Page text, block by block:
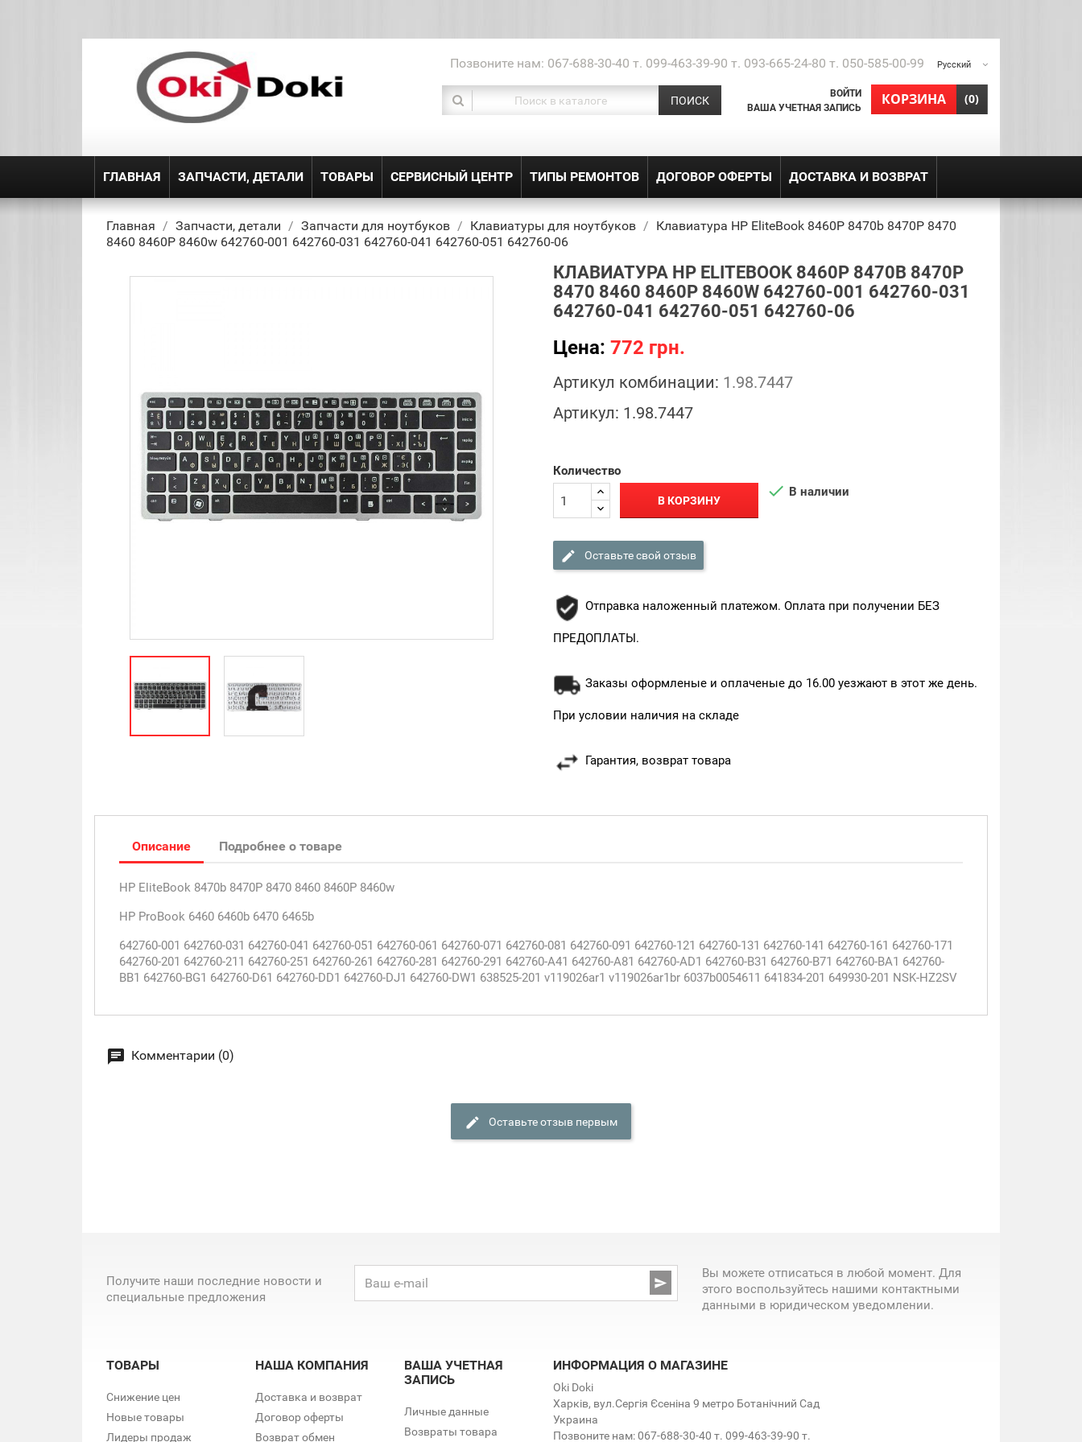
Русский
Позвоните нам: 067-688-30-40 т. 099-463-39-90 т. 093-665-24-80 т. 050-585-00-99
КОРЗИНА
shopping_cart (0)
ВОЙТИ
ВАША УЧЕТНАЯ ЗАПИСЬ
ПОИСК
ГЛАВНАЯ ЗАПЧАСТИ, ДЕТАЛИ ТОВАРЫ СЕРВИСНЫЙ ЦЕНТР ТИПЫ РЕМОНТОВ ДОГОВОР ОФЕРТЫ ДОСТАВКА И ВОЗВРАТ
Главная Запчасти, детали Запчасти для ноутбуков Клавиатуры для ноутбуков
Клавиатура HP EliteBook 8460P 8470b 8470P 8470
8460 8460P 8460w 642760-001 642760-031 642760-041 642760-051 642760-06
КЛАВИАТУРА HP ELITEBOOK 8460P 8470B 8470P
8470 8460 8460P 8460W 642760-001 642760-031
642760-041 642760-051 642760-06
Цена: 772 грн.
Артикул комбинации: 1.98.7447
Артикул: 1.98.7447
Количество
В КОРЗИНУ  В наличии
Оставьте свой отзыв
Отправка наложенный платежом. Оплата при получении БЕЗ
ПРЕДОПЛАТЫ.
Заказы оформленые и оплаченые до 16.00 уезжают в этот же день.
При условии наличия на складе
Гарантия, возврат товара
Описание Подробнее о товаре
HP EliteBook 8470b 8470P 8470 8460 8460P 8460w
HP ProBook 6460 6460b 6470 6465b
642760-001 642760-031 642760-041 642760-051 642760-061 642760-071 642760-081 642760-091 642760-121 642760-131 642760-141 642760-161 642760-171
642760-201 642760-211 642760-251 642760-261 642760-281 642760-291 642760-A41 642760-A81 642760-AD1 642760-B31 642760-B71 642760-BA1 642760-
BB1 642760-BG1 642760-D61 642760-DD1 642760-DJ1 642760-DW1 638525-201 v119026ar1 v119026ar1br 6037b0054611 641834-201 649930-201 NSK-HZ2SV
Комментарии (0)
Оставьте отзыв первым
Получите наши последние новости и
специальные предложения

Вы можете отписаться в любой момент. Для
этого воспользуйтесь нашими контактными
данными в юридическом уведомлении.
ТОВАРЫ
Снижение цен
Новые товары
Лидеры продаж
НАША КОМПАНИЯ
Доставка и возврат
Договор оферты
Возврат обмен
ВАША УЧЕТНАЯ
ЗАПИСЬ
Личные данные
Возвраты товара
ИНФОРМАЦИЯ О МАГАЗИНЕ
Oki Doki
Харків, вул.Сергія Єсеніна 9 метро Ботанічний Сад
Украина
Позвоните нам:067-688-30-40 т. 099-463-39-90 т.